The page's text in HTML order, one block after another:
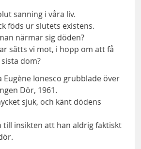
sanning i våra liv.
föds ur slutets existens.
närmar sig döden?
sätts vi mot, i hopp om att få
dom?
Eugène Ionesco grubblade över
Dör, 1961.
sjuk, och känt dödens
till insikten att han aldrig faktiskt